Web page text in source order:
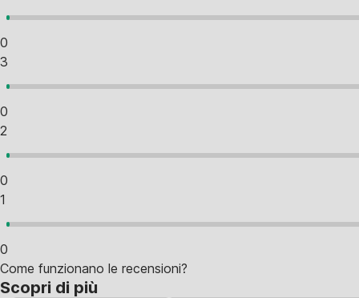
0
3
0
2
0
1
0
Come funzionano le recensioni?
Scopri di più